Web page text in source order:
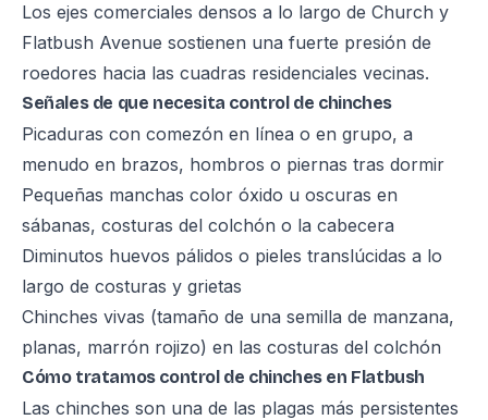
Los ejes comerciales densos a lo largo de Church y
Flatbush Avenue sostienen una fuerte presión de
roedores hacia las cuadras residenciales vecinas.
Señales de que necesita control de chinches
Picaduras con comezón en línea o en grupo, a
menudo en brazos, hombros o piernas tras dormir
Pequeñas manchas color óxido u oscuras en
sábanas, costuras del colchón o la cabecera
Diminutos huevos pálidos o pieles translúcidas a lo
largo de costuras y grietas
Chinches vivas (tamaño de una semilla de manzana,
planas, marrón rojizo) en las costuras del colchón
Cómo tratamos control de chinches en Flatbush
Las chinches son una de las plagas más persistentes